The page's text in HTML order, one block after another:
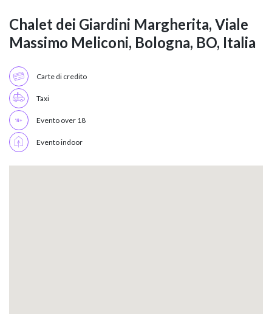
Chalet dei Giardini Margherita, Viale
Massimo Meliconi, Bologna, BO, Italia
Carte di credito
Taxi
Evento over 18
Evento indoor